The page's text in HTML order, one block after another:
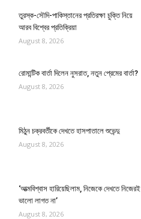
তুরস্ক-সৌদি-পাকিস্তানের প্রতিরক্ষা চুক্তি নিয়ে
আরব বিশ্বের প্রতিক্রিয়া
August 8, 2026
রোমান্টিক বার্তা দিলেন নুসরাত, নতুন প্রেমের বার্তা?
August 8, 2026
মিঠুন চক্রবর্তীকে দেখতে হাসপাতালে শুভেন্দু
August 8, 2026
‘আত্মবিশ্বাস হারিয়েছিলাম, নিজেকে দেখতে নিজেরই
ভালো লাগত না’
August 8, 2026